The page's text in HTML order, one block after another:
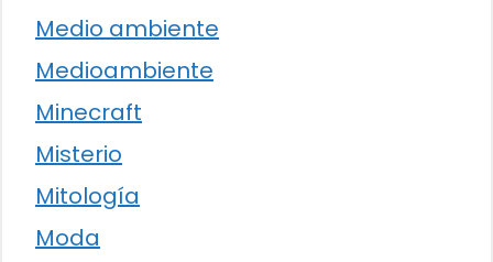
Medio ambiente
Medioambiente
Minecraft
Misterio
Mitología
Moda